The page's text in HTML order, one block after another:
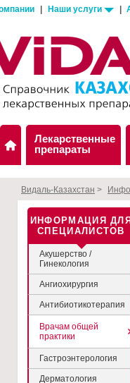
Наши услуги
Лекарственные
препараты
Видаль-Казахстан >
ИНФОРМАЦИЯ ДЛЯ
СПЕЦИАЛИСТОВ
Акушерство /
Гинекология
Ангиохирургия
Антибиотикотерапия
Врачам общей
практики
Гастроэнтерология
Дерматология